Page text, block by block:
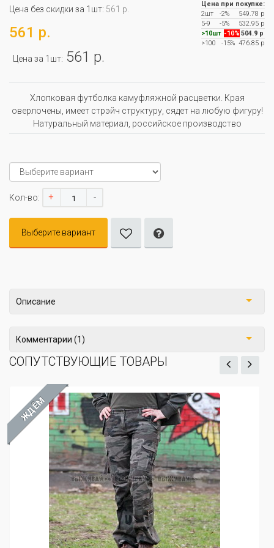
Цена без скидки за 1шт: 561 р.
561 р.
Цена за 1шт: 561 р.
Цена при покупке:
2шт
-2%
549.78 р
5-9
-5%
532.95 р
>10шт -10% 504.9 р
>100
-15% 476.85 р
Хлопковая футболка камуфляжной расцветки. Края
оверлочены, имеет стрэйч структуру, сядет на любую фигуру!
Натуральный материал, российское производство
Кол-во: + -
Выберите вариант
Описание
Комментарии (1)
СОПУТСТВУЮЩИЕ ТОВАРЫ